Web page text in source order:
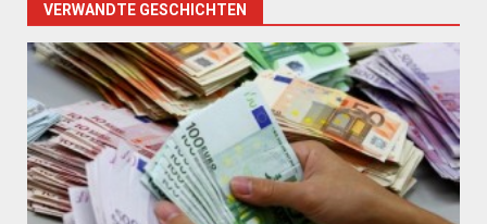
VERWANDTE GESCHICHTEN